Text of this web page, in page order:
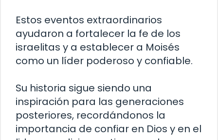
Estos eventos extraordinarios
ayudaron a fortalecer la fe de los
israelitas y a establecer a Moisés
como un líder poderoso y confiable.
Su historia sigue siendo una
inspiración para las generaciones
posteriores, recordándonos la
importancia de confiar en Dios y en el